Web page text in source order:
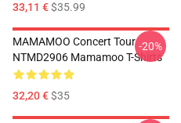
33,11 €$35.99
MAMAMOO Concert Tour
NTMD2906 Mamamoo T-Shirts
32,20 €$35
-20%